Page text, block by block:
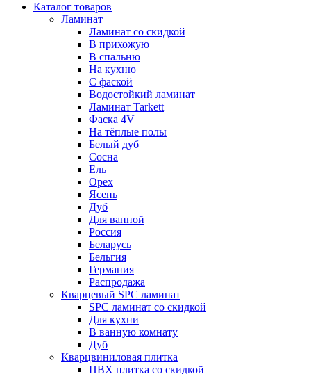
Каталог товаров
Ламинат
Ламинат со скидкой
В прихожую
В спальню
На кухню
С фаской
Водостойкий ламинат
Ламинат Tarkett
Фаска 4V
На тёплые полы
Белый дуб
Сосна
Ель
Орех
Ясень
Дуб
Для ванной
Россия
Беларусь
Бельгия
Германия
Распродажа
Кварцевый SPC ламинат
SPC ламинат со скидкой
Для кухни
В ванную комнату
Дуб
Кварцвиниловая плитка
ПВХ плитка со скидкой